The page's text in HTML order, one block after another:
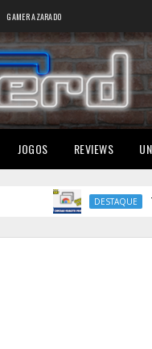
GAMER AZARADO
JOGOS REVIEWS
DESTAQUE